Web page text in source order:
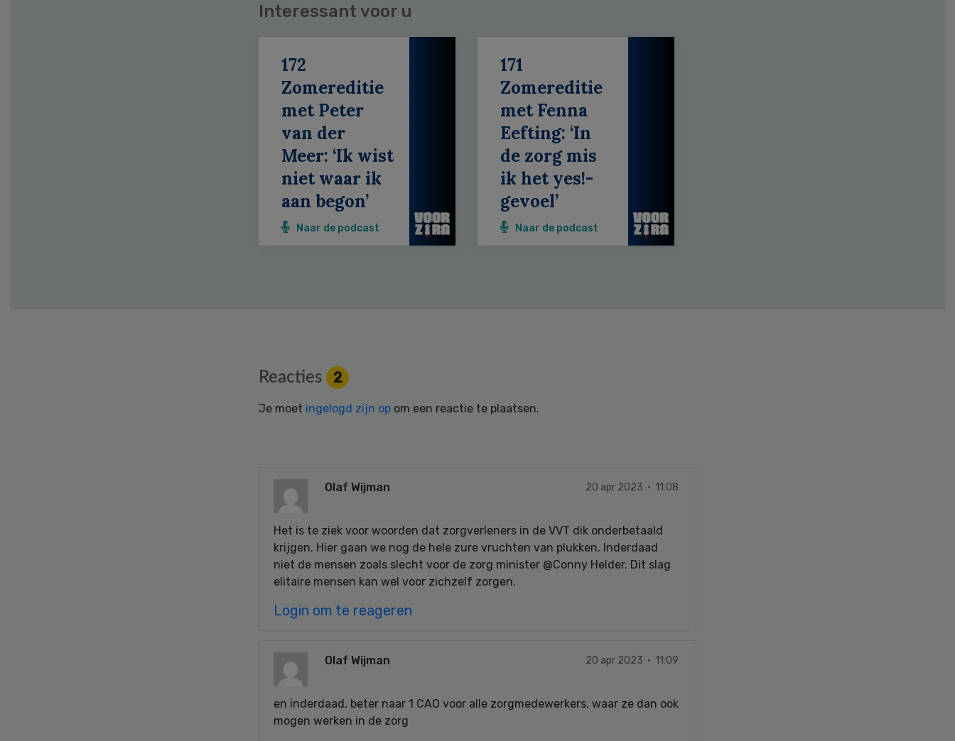
Interessant voor u
172
Zomereditie
met Peter
van der
Meer: ‘Ik wist
niet waar ik
aan begon’
Naar de podcast
171
Zomereditie
met Fenna
Eefting: ‘In
de zorg mis
ik het yes!-
gevoel’
Naar de podcast
Reacties 2
Je moet ingelogd zijn op om een reactie te plaatsen.
Olaf Wijman 20 apr 2023 · 11:08
Het is te ziek voor woorden dat zorgverleners in de VVT dik onderbetaald
krijgen. Hier gaan we nog de hele zure vruchten van plukken. Inderdaad
niet de mensen zoals slecht voor de zorg minister @Conny Helder. Dit slag
elitaire mensen kan wel voor zichzelf zorgen.
Login om te reageren
Olaf Wijman 20 apr 2023 · 11:09
en inderdaad, beter naar 1 CAO voor alle zorgmedewerkers, waar ze dan ook
mogen werken in de zorg